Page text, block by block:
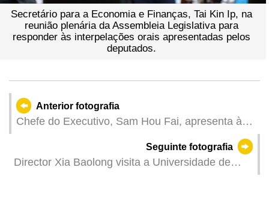
Secretário para a Economia e Finanças, Tai Kin Ip, na
reunião plenária da Assembleia Legislativa para
responder às interpelações orais apresentadas pelos
deputados.
Anterior fotografia
Chefe do Executivo, Sam Hou Fai, apresenta à
director do Gabinete de Trabalho de Hong Kong e
Macau do Comité Central do Partido Comunista
Seguinte fotografia
Director Xia Baolong visita a Universidade de